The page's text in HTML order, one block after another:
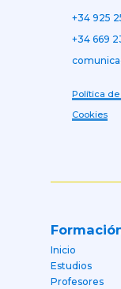
+34 925
+34 669
Política
Cookies
Inicio
Estudios
Profesores